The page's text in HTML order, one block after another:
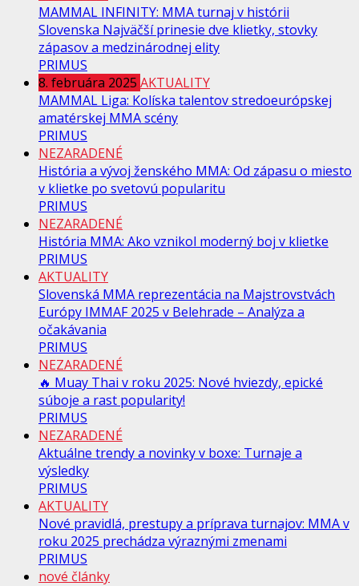
MAMMAL INFINITY: MMA turnaj v histórii
Slovenska Najväčší prinesie dve klietky, stovky
zápasov a medzinárodnej elity
PRIMUS
8. februára 2025 AKTUALITY
MAMMAL Liga: Kolíska talentov stredoeurópskej
amatérskej MMA scény
PRIMUS
NEZARADENÉ
História a vývoj ženského MMA: Od zápasu o miesto
v klietke po svetovú popularitu
PRIMUS
NEZARADENÉ
História MMA: Ako vznikol moderný boj v klietke
PRIMUS
AKTUALITY
Slovenská MMA reprezentácia na Majstrovstvách
Európy IMMAF 2025 v Belehrade – Analýza a
očakávania
PRIMUS
NEZARADENÉ
🔥 Muay Thai v roku 2025: Nové hviezdy, epické
súboje a rast popularity!
PRIMUS
NEZARADENÉ
Aktuálne trendy a novinky v boxe: Turnaje a
výsledky
PRIMUS
AKTUALITY
Nové pravidlá, prestupy a príprava turnajov: MMA v
roku 2025 prechádza výraznými zmenami
PRIMUS
nové články